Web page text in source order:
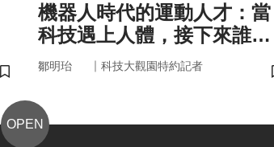
儲存書籤
機器人時代的運動人才：當
科技遇上人體，接下來誰來
接手？
鄒明珆 ｜ 科技大觀園特約記者
OPEN